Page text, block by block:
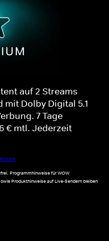
auf 2 Streams
Dolby Digital 5.1
7 Tage
€ mtl. Jederzeit
Programmhinweise für WOW
Produkthinweise auf Live-Sendern bleiben